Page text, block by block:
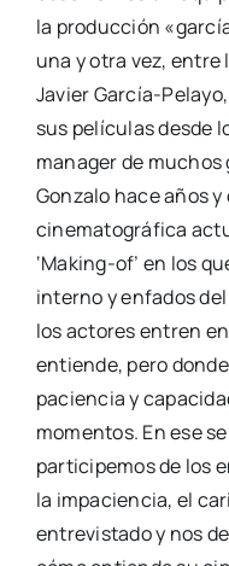
la producción
una y otra vez, entre
Javier García-
sus películas desde
manager de
Gonzalo hace años
cinematográfica
‘Making-of’ en los
interno y enfados
los actores entren
entiende, pero
paciencia y
momentos. En ese
participemos de los
la impaciencia, el
entrevistado y nos